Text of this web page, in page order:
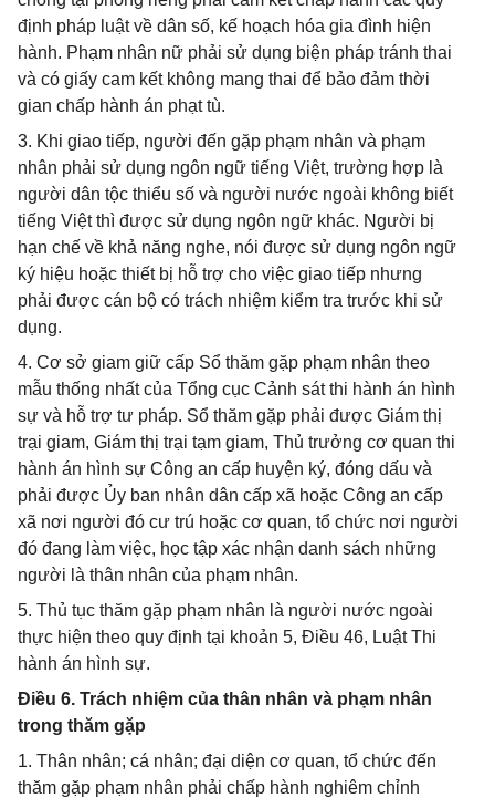
định pháp luật về dân số, kế hoạch hóa gia đình hiện
hành. Phạm nhân nữ phải sử dụng biện pháp tránh thai
và có giấy cam kết không mang thai để bảo đảm thời
gian chấp hành án phạt tù.
3. Khi giao tiếp, người đến gặp phạm nhân và phạm
nhân phải sử dụng ngôn ngữ tiếng Việt, trường hợp là
người dân tộc thiểu số và người nước ngoài không biết
tiếng Việt thì được sử dụng ngôn ngữ khác. Người bị
hạn chế về khả năng nghe, nói được sử dụng ngôn ngữ
ký hiệu hoặc thiết bị hỗ trợ cho việc giao tiếp nhưng
phải được cán bộ có trách nhiệm kiểm tra trước khi sử
dụng.
4. Cơ sở giam giữ cấp Sổ thăm gặp phạm nhân theo
mẫu thống nhất của Tổng cục Cảnh sát thi hành án hình
sự và hỗ trợ tư pháp. Sổ thăm gặp phải được Giám thị
trại giam, Giám thị trại tạm giam, Thủ trưởng cơ quan thi
hành án hình sự Công an cấp huyện ký, đóng dấu và
phải được Ủy ban nhân dân cấp xã hoặc Công an cấp
xã nơi người đó cư trú hoặc cơ quan, tổ chức nơi người
đó đang làm việc, học tập xác nhận danh sách những
người là thân nhân của phạm nhân.
5. Thủ tục thăm gặp phạm nhân là người nước ngoài
thực hiện theo quy định tại khoản 5, Điều 46, Luật Thi
hành án hình sự.
Điều 6. Trách nhiệm của thân nhân và phạm nhân
trong thăm gặp
1. Thân nhân; cá nhân; đại diện cơ quan, tổ chức đến
thăm gặp phạm nhân phải chấp hành nghiêm chỉnh